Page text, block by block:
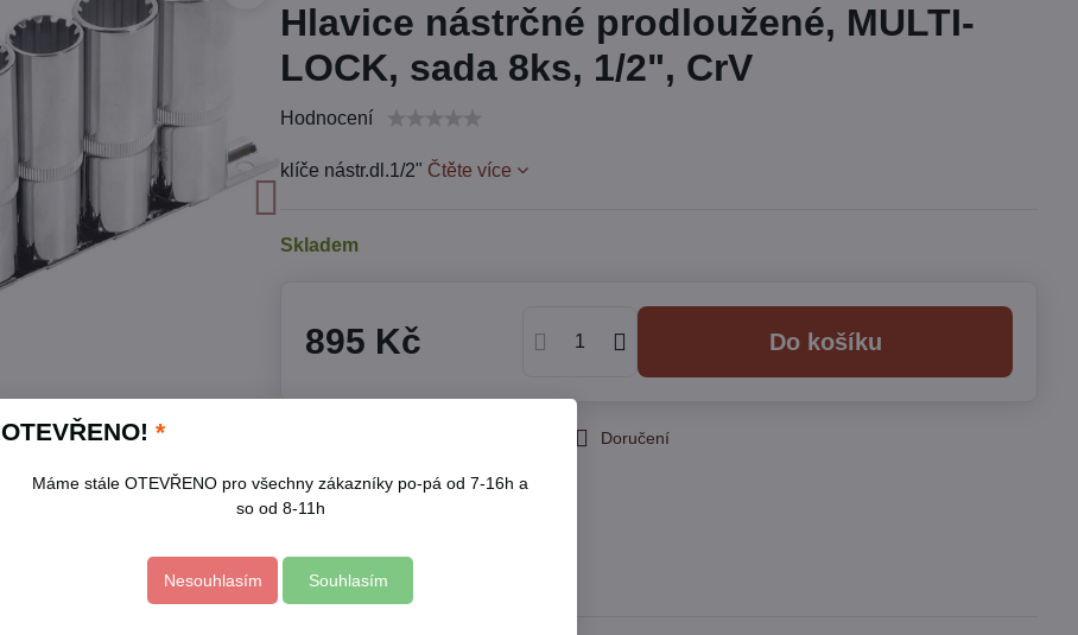
Hlavice nástrčné prodloužené, MULTI-
LOCK, sada 8ks, 1/2", CrV
Hodnocení
klíče nástr.dl.1/2" Čtěte více
Skladem
895 Kč Do košíku
Doručení
Skladové číslo: 8818112
Výrobce:
Popis
OTEVŘENO! *
Máme stále OTEVŘENO pro všechny zákazníky po-pá od 7-16h a
so od 8-11h
Nesouhlasím Souhlasím